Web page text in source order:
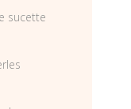
sucette